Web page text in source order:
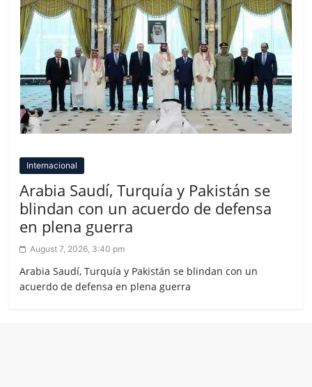
Internacional
Arabia Saudí, Turquía y Pakistán se
blindan con un acuerdo de defensa
en plena guerra
August 7, 2026, 3:40 pm
Arabia Saudí, Turquía y Pakistán se blindan con un
acuerdo de defensa en plena guerra